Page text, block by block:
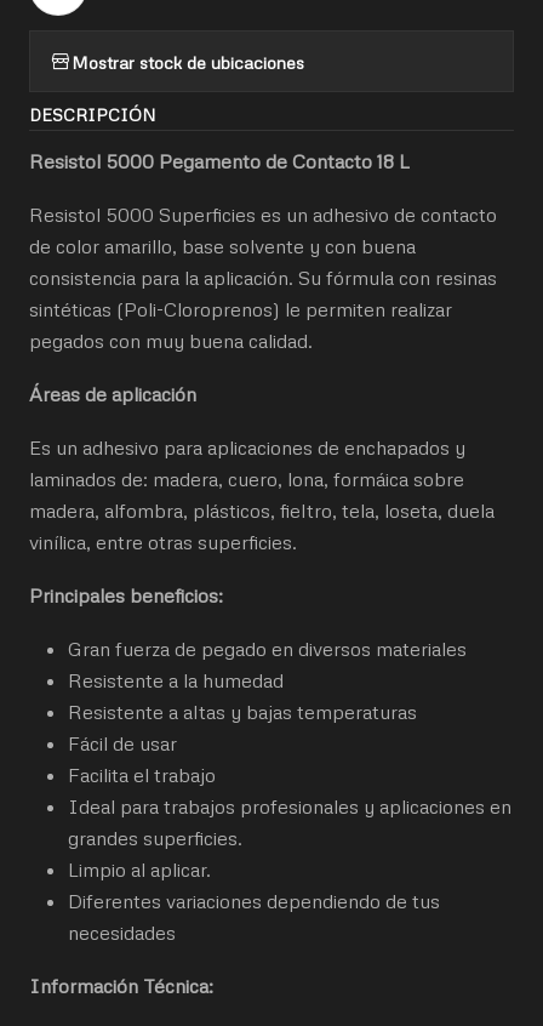
Mostrar stock de ubicaciones
DESCRIPCIÓN
Resistol 5000 Pegamento de Contacto 18 L
Resistol 5000 Superficies es un adhesivo de contacto
de color amarillo, base solvente y con buena
consistencia para la aplicación. Su fórmula con resinas
sintéticas (Poli-Cloroprenos) le permiten realizar
pegados con muy buena calidad.
Áreas de aplicación
Es un adhesivo para aplicaciones de enchapados y
laminados de: madera, cuero, lona, formáica sobre
madera, alfombra, plásticos, fieltro, tela, loseta, duela
vinílica, entre otras superficies.
Principales beneficios:
Gran fuerza de pegado en diversos materiales
Resistente a la humedad
Resistente a altas y bajas temperaturas
Fácil de usar
Facilita el trabajo
Ideal para trabajos profesionales y aplicaciones en
grandes superficies.
Limpio al aplicar.
Diferentes variaciones dependiendo de tus
necesidades
Información Técnica: